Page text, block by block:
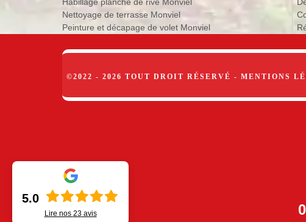
Nettoyage de terrasse Monviel
Peinture et décapage de volet Monviel
©2022 - 2026 TOUT DROIT RÉSERVÉ - MENTIONS
5.0
Lire nos 23avis